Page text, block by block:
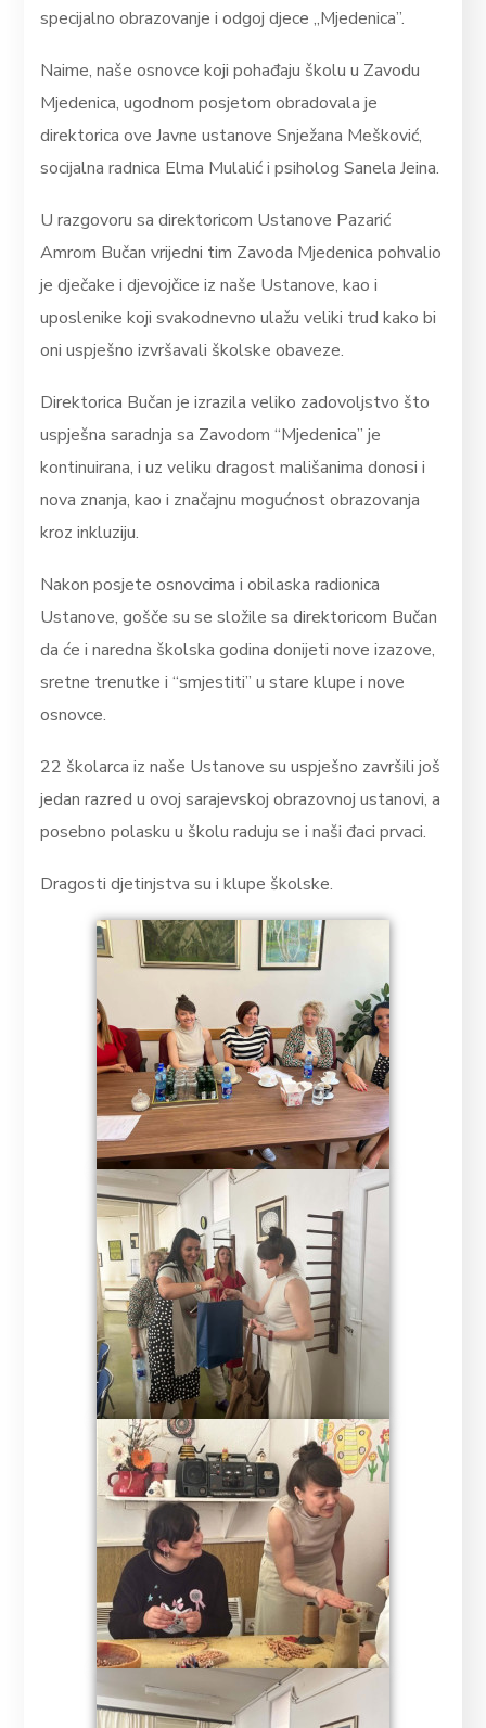
specijalno obrazovanje i odgoj djece ,,Mjedenica”.
Naime, naše osnovce koji pohađaju školu u Zavodu
Mjedenica, ugodnom posjetom obradovala je
direktorica ove Javne ustanove Snježana Mešković,
socijalna radnica Elma Mulalić i psiholog Sanela Jeina.
U razgovoru sa direktoricom Ustanove Pazarić
Amrom Bučan vrijedni tim Zavoda Mjedenica pohvalio
je dječake i djevojčice iz naše Ustanove, kao i
uposlenike koji svakodnevno ulažu veliki trud kako bi
oni uspješno izvršavali školske obaveze.
Direktorica Bučan je izrazila veliko zadovoljstvo što
uspješna saradnja sa Zavodom “Mjedenica” je
kontinuirana, i uz veliku dragost mališanima donosi i
nova znanja, kao i značajnu mogućnost obrazovanja
kroz inkluziju.
Nakon posjete osnovcima i obilaska radionica
Ustanove, gošče su se složile sa direktoricom Bučan
da će i naredna školska godina donijeti nove izazove,
sretne trenutke i “smjestiti” u stare klupe i nove
osnovce.
22 školarca iz naše Ustanove su uspješno završili još
jedan razred u ovoj sarajevskoj obrazovnoj ustanovi, a
posebno polasku u školu raduju se i naši đaci prvaci.
Dragosti djetinjstva su i klupe školske.